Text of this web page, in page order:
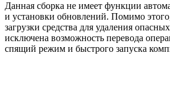
Данная сборка не имеет функции
и установки обновлений. Помимо
загрузки средства для удаления
исключена возможность перевода
спящий режим и быстрого запуска